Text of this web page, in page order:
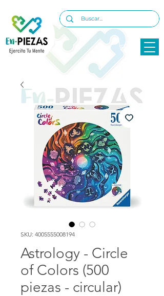
SKU: 4005555008194
Astrology - Circle
of Colors (500
piezas - circular)